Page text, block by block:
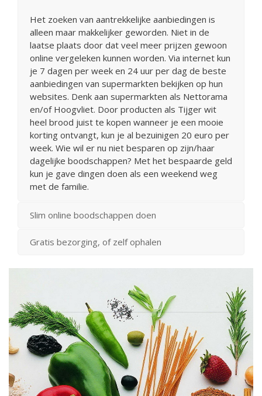
Het zoeken van aantrekkelijke aanbiedingen is
alleen maar makkelijker geworden. Niet in de
laatse plaats door dat veel meer prijzen gewoon
online vergeleken kunnen worden. Via internet kun
je 7 dagen per week en 24 uur per dag de beste
aanbiedingen van supermarkten bekijken op hun
websites. Denk aan supermarkten als Nettorama
en/of Hoogvliet. Door producten als Tijger wit
heel brood juist te kopen wanneer je een mooie
korting ontvangt, kun je al bezuinigen 20 euro per
week. Wie wil er nu niet besparen op zijn/haar
dagelijke boodschappen? Met het bespaarde geld
kun je gave dingen doen als een weekend weg
met de familie.
Slim online boodschappen doen
Gratis bezorging, of zelf ophalen